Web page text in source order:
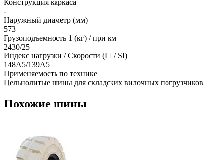
Конструкция каркаса
-
Наружный диаметр (мм)
573
Грузоподъемность 1 (кг) / при км
2430/25
Индекс нагрузки / Скорости (LI / SI)
148A5/139A5
Применяемость по технике
Цельнолитые шины для складских вилочных погрузчиков
Похожие шины